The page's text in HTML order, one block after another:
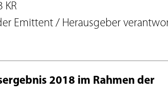
Kontakt
Center
KR
Emittent / Herausgeber
2018 im Rahmen der